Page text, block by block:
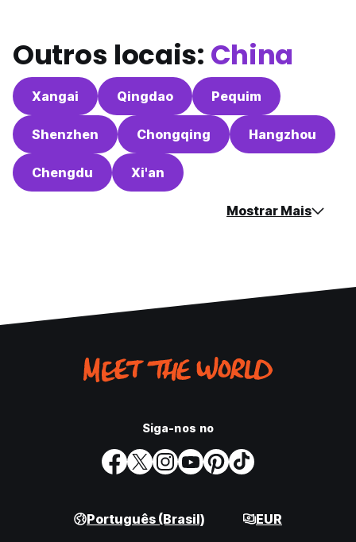
Outros locais: China
Xangai Qingdao Pequim
Shenzhen Chongqing Hangzhou
Chengdu Xi'an
Mostrar Mais
Siga-nos no
Português (Brasil) EUR